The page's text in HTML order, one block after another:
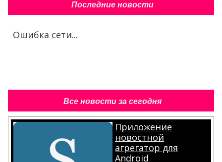
Последние новости
Ошибка сети...
Все новости за сегодня
Приложение
новостной
агрегатор для
Android